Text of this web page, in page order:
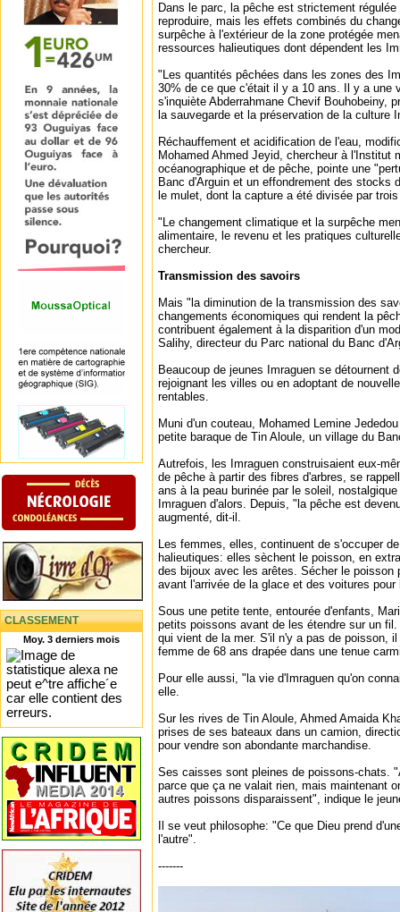
CLASSEMENT
Moy. 3 derniers mois
Dans le parc, la pêche est strictement
reproduire, mais les effets combinés du
surpêche à l'extérieur de la zone protégée
ressources halieutiques dont dépendent les
"Les quantités pêchées dans les zones des
30% de ce que c'était il y a 10 ans. Il y a une
s'inquiète Abderrahmane Chevif Bouhobeiny,
la sauvegarde et la préservation de la culture
Réchauffement et acidification de l'eau,
Mohamed Ahmed Jeyid, chercheur à l'Institut
océanographique et de pêche, pointe une
Banc d'Arguin et un effondrement des stocks
le mulet, dont la capture a été divisée par
"Le changement climatique et la surpêche
alimentaire, le revenu et les pratiques
chercheur.
Transmission des savoirs
Mais "la diminution de la transmission des
changements économiques qui rendent la
contribuent également à la disparition d'un
Salihy, directeur du Parc national du Banc
Beaucoup de jeunes Imraguen se détournent
rejoignant les villes ou en adoptant de
rentables.
Muni d'un couteau, Mohamed Lemine
petite baraque de Tin Aloule, un village du
Autrefois, les Imraguen construisaient eux-
de pêche à partir des fibres d'arbres, se
ans à la peau burinée par le soleil,
Imraguen d'alors. Depuis, "la pêche est
augmenté, dit-il.
Les femmes, elles, continuent de s'occuper
halieutiques: elles sèchent le poisson, en
des bijoux avec les arêtes. Sécher le poisson
avant l'arrivée de la glace et des voitures pour
Sous une petite tente, entourée d'enfants,
petits poissons avant de les étendre sur un
qui vient de la mer. S'il n'y a pas de poisson,
femme de 68 ans drapée dans une tenue
Pour elle aussi, "la vie d'Imraguen qu'on
elle.
Sur les rives de Tin Aloule, Ahmed Amaida
prises de ses bateaux dans un camion,
pour vendre son abondante marchandise.
Ses caisses sont pleines de poissons-chats.
parce que ça ne valait rien, mais maintenant
autres poissons disparaissent", indique le
Il se veut philosophe: "Ce que Dieu prend
l'autre".
-------